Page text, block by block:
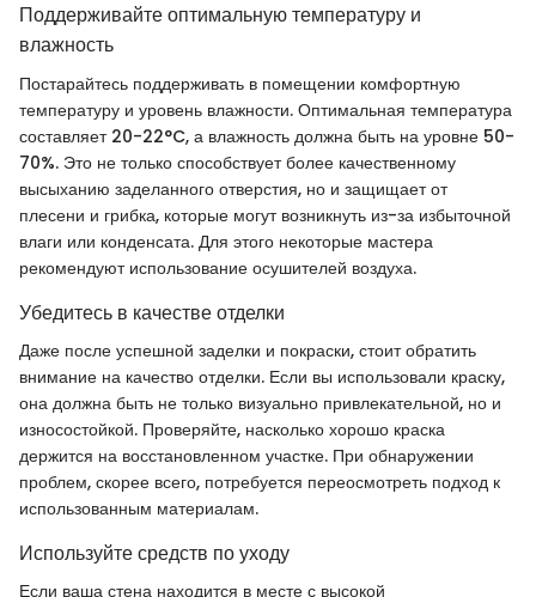
Поддерживайте оптимальную температуру и
влажность
Постарайтесь поддерживать в помещении комфортную
температуру и уровень влажности. Оптимальная температура
составляет 20-22°C, а влажность должна быть на уровне 50-
70%. Это не только способствует более качественному
высыханию заделанного отверстия, но и защищает от
плесени и грибка, которые могут возникнуть из-за избыточной
влаги или конденсата. Для этого некоторые мастера
рекомендуют использование осушителей воздуха.
Убедитесь в качестве отделки
Даже после успешной заделки и покраски, стоит обратить
внимание на качество отделки. Если вы использовали краску,
она должна быть не только визуально привлекательной, но и
износостойкой. Проверяйте, насколько хорошо краска
держится на восстановленном участке. При обнаружении
проблем, скорее всего, потребуется переосмотреть подход к
использованным материалам.
Используйте средств по уходу
Если ваша стена находится в месте с высокой